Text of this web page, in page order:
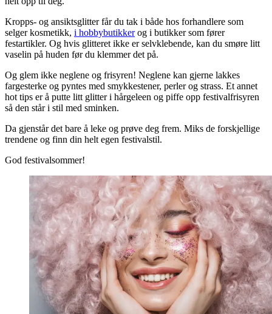
Kropps- og ansiktsglitter får du tak i både hos forhandlere som
selger kosmetikk, i hobbybutikkerog i butikker som fører
festartikler. Og hvis glitteret ikke er selvklebende, kan du smøre litt
vaselin på huden før du klemmer det på.
Og glem ikke neglene og frisyren! Neglene kan gjerne lakkes
fargesterke og pyntes med smykkestener, perler og strass. Et annet
hot tips er å putte litt glitter i hårgeleen og piffe opp festivalfrisyren
så den står i stil med sminken.
Da gjenstår det bare å leke og prøve deg frem. Miks de forskjellige
trendene og finn din helt egen festivalstil.
God festivalsommer!